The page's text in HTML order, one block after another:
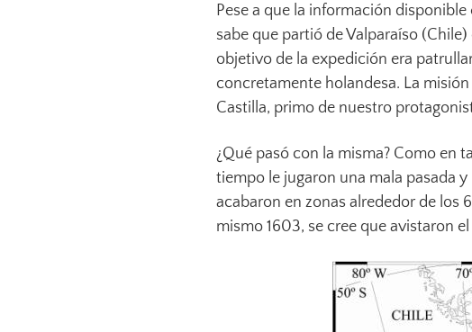
Pese a que la información
sabe que partió de Valparaíso
objetivo de la expedición era
concretamente holandesa. La
Castilla, primo de nuestro
¿Qué pasó con la misma? Como en
tiempo le jugaron una mala pasada
acabaron en zonas alrededor de los
mismo 1603, se cree que avistaron